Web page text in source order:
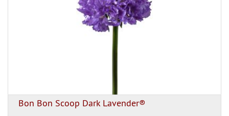
Bon Bon Scoop Dark Lavender®